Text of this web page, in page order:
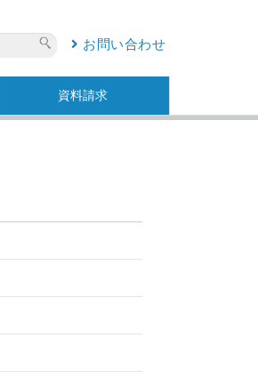
お問い合わせ
資料請求